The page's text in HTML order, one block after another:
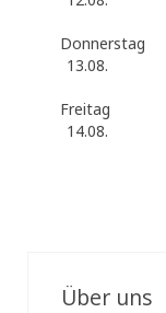
Donnerstag
13.08.
Freitag
14.08.
Über uns